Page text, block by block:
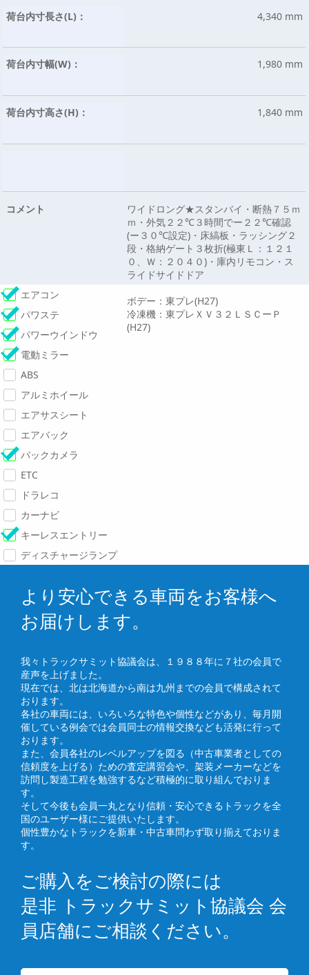
荷台内寸長さ(L)： 4,340 mm
荷台内寸幅(W)： 1,980 mm
荷台内寸高さ(H)： 1,840 mm
コメント
ワイドロング★スタンバイ・断熱７５ｍ
ｍ・外気２２℃３時間でー２２℃確認
(ー３０℃設定)・床縞板・ラッシング２
段・格納ゲート３枚折(極東Ｌ：１２１
０、Ｗ：２０４０)・庫内リモコン・ス
ライドサイドドア
ボデー：東プレ(H27)
冷凍機：東プレＸＶ３２ＬＳＣーＰ
(H27)
エアコン
パワステ
パワーウインドウ
電動ミラー
ABS
アルミホイール
エアサスシート
エアバック
バックカメラ
ETC
ドラレコ
カーナビ
キーレスエントリー
ディスチャージランプ
より安心できる車両をお客様へ
お届けします。
我々トラックサミット協議会は、１９８８年に７社の会員で
産声を上げました。
現在では、北は北海道から南は九州までの会員で構成されて
おります。
各社の車両には、いろいろな特色や個性などがあり、毎月開
催している例会では会員同士の情報交換なども活発に行って
おります。
また、会員各社のレベルアップを図る（中古車業者としての
信頼度を上げる）ための査定講習会や、架装メーカーなどを
訪問し製造工程を勉強するなど積極的に取り組んでおりま
す。
そして今後も会員一丸となり信頼・安心できるトラックを全
国のユーザー様にご提供いたします。
個性豊かなトラックを新車・中古車問わず取り揃えておりま
す。
ご購入をご検討の際には
是非 トラックサミット協議会 会
員店舗にご相談ください。